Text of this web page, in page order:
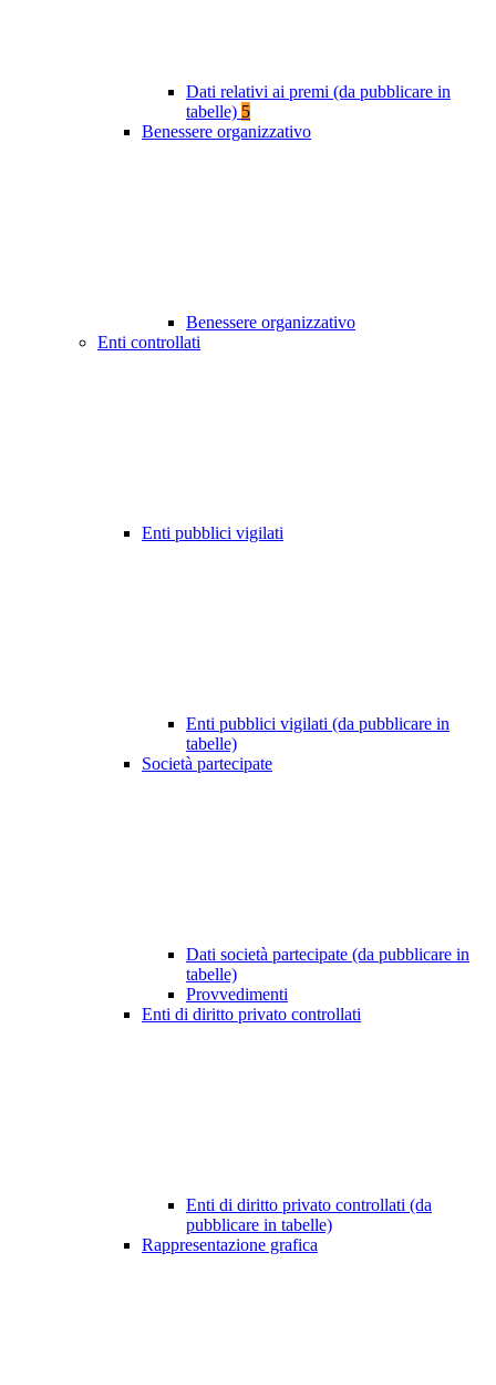
Dati relativi ai premi (da pubblicare in
tabelle) 5
Benessere organizzativo
Benessere organizzativo
Enti controllati
Enti pubblici vigilati
Enti pubblici vigilati (da pubblicare in
tabelle)
Società partecipate
Dati società partecipate (da pubblicare in
tabelle)
Provvedimenti
Enti di diritto privato controllati
Enti di diritto privato controllati (da
pubblicare in tabelle)
Rappresentazione grafica